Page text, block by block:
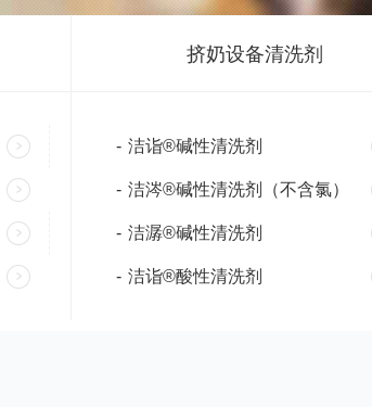
挤奶设备清洗剂
- 洁诣®碱性清洗剂
- 洁涔®碱性清洗剂（不含氯）
- 洁潺®碱性清洗剂
- 洁诣®酸性清洗剂